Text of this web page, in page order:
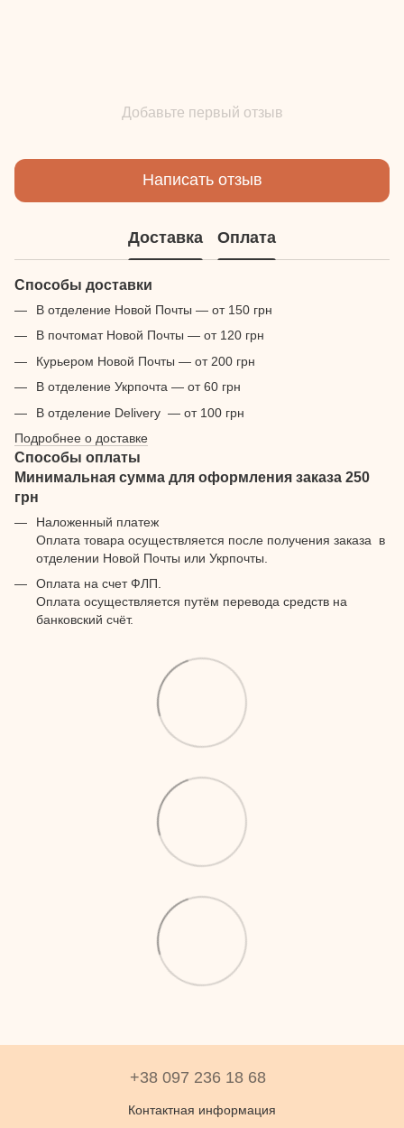
Добавьте первый отзыв
Написать отзыв
Доставка Оплата
Способы доставки
В отделение Новой Почты — от 150 грн
В почтомат Новой Почты — от 120 грн
Курьером Новой Почты — от 200 грн
В отделение Укрпочта — от 60 грн
В отделение Delivery — от 100 грн
Подробнее о доставке
Способы оплаты
Минимальная сумма для оформления заказа 250
грн
Наложенный платеж
Оплата товара осуществляется после получения заказа в
отделении Новой Почты или Укрпочты.
Оплата на счет ФЛП.
Оплата осуществляется путём перевода средств на
банковский счёт.
+38 097 236 18 68
Контактная информация